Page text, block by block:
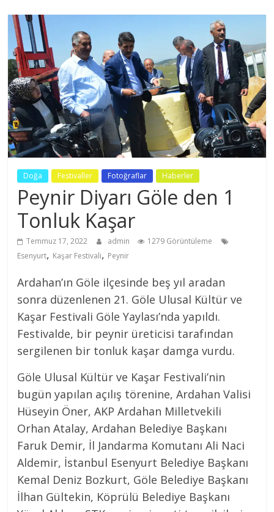
Göle,
Ardahan
dan
Haber
Var
Doğa Festivaller Fotoğraflar Haberler
Peynir Diyarı Göle den 1
Tonluk Kaşar
Temmuz 17, 2022 admin
1279 Görüntüleme
Esenyurt, Kaşar Festivali, Peynir
Ardahan’ın Göle ilçesinde beş yıl aradan
sonra düzenlenen 21. Göle Ulusal Kültür ve
Kaşar Festivali Göle Yaylası’nda yapıldı.
Festivalde, bir peynir üreticisi tarafından
sergilenen bir tonluk kaşar damga vurdu.
Göle Ulusal Kültür ve Kaşar Festivali’nin
bugün yapılan açılış törenine, Ardahan Valisi
Hüseyin Öner, AKP Ardahan Milletvekili
Orhan Atalay, Ardahan Belediye Başkanı
Faruk Demir, İl Jandarma Komutanı Ali Naci
Aldemir, İstanbul Esenyurt Belediye Başkanı
Kemal Deniz Bozkurt, Göle Belediye Başkanı
İlhan Gültekin, Köprülü Belediye Başkanı